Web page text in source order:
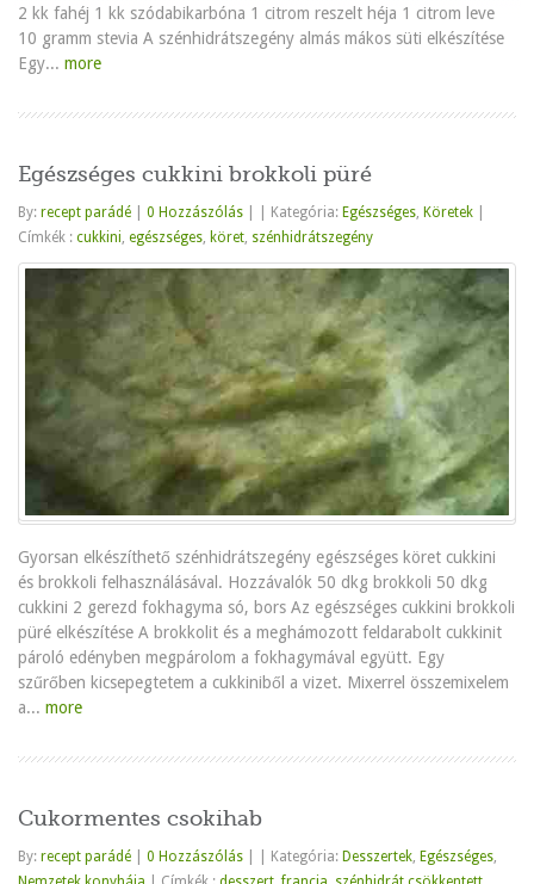
2 kk fahéj 1 kk szódabikarbóna 1 citrom reszelt héja 1 citrom leve
10 gramm stevia A szénhidrátszegény almás mákos süti elkészítése
Egy...more
Egészséges cukkini brokkoli püré
By:recept parádé 0 Hozzászólás Kategória: Egészséges, Köretek
Címkék :cukkini,egészséges, köret, szénhidrátszegény
Gyorsan elkészíthető szénhidrátszegény egészséges köret cukkini
és brokkoli felhasználásával. Hozzávalók 50 dkg brokkoli 50 dkg
cukkini 2 gerezd fokhagyma só, bors Az egészséges cukkini brokkoli
püré elkészítése A brokkolit és a meghámozott feldarabolt cukkinit
pároló edényben megpárolom a fokhagymával együtt. Egy
szűrőben kicsepegtetem a cukkiniből a vizet. Mixerrel összemixelem
a...more
Cukormentes csokihab
By:recept parádé 0 Hozzászólás Kategória: Desszertek, Egészséges,